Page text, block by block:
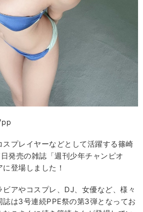
プレイヤーなどとして活躍する篠崎
発売の雑誌「週刊少年チャンピオ
登場しました！
アやコスプレ、DJ、女優など、様々
誌は3号連続PPE祭の第3弾となってお